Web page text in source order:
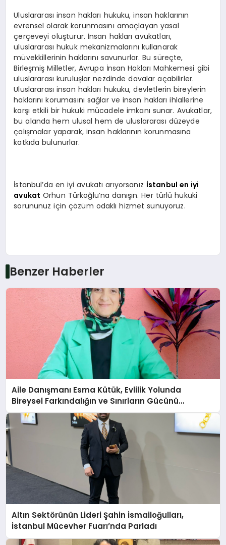
Uluslararası insan hakları hukuku, insan haklarının
evrensel olarak korunmasını amaçlayan yasal
çerçeveyi oluşturur. İnsan hakları avukatları,
uluslararası hukuk mekanizmalarını kullanarak
müvekkillerinin haklarını savunurlar. Bu süreçte,
Birleşmiş Milletler, Avrupa İnsan Hakları Mahkemesi gibi
uluslararası kuruluşlar nezdinde davalar açabilirler.
Uluslararası insan hakları hukuku, devletlerin bireylerin
haklarını korumasını sağlar ve insan hakları ihlallerine
karşı etkili bir hukuki mücadele imkanı sunar. Avukatlar,
bu alanda hem ulusal hem de uluslararası düzeyde
çalışmalar yaparak, insan haklarının korunmasına
katkıda bulunurlar.
İstanbul’da en iyi avukatı arıyorsanız İstanbul en iyi
avukat Orhun Türkoğlu’na danışın. Her türlü hukuki
sorununuz için çözüm odaklı hizmet sunuyoruz.
Benzer Haberler
Aile Danışmanı Esma Kütük, Evlilik Yolunda
Bireysel Farkındalığın ve Sınırların Gücünü
Anlatıyor
Altın Sektörünün Lideri Şahin İsmailoğulları,
İstanbul Mücevher Fuarı’nda Parladı ￼